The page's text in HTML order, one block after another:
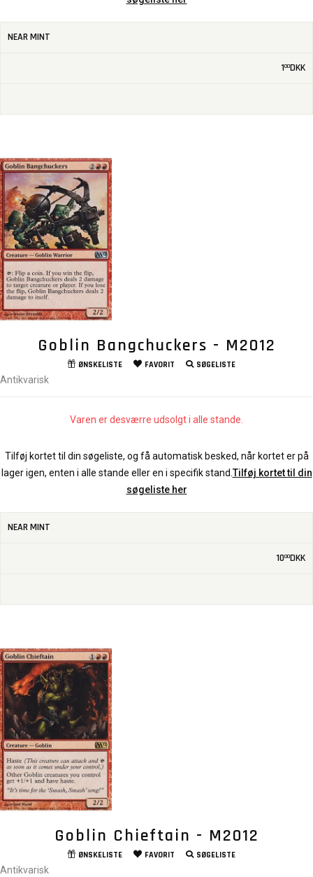
NEAR MINT
100DKK
Goblin Bangchuckers - M2012
ØNSKELISTE FAVORIT SØGELISTE
Antikvarisk
Varen er desværre udsolgt i alle stande.
Tilføj kortet til din søgeliste, og få automatisk besked, når kortet er på
lager igen, enten i alle stande eller en i specifik stand. Tilføj kortet til din
søgeliste her
NEAR MINT
1000DKK
Goblin Chieftain - M2012
ØNSKELISTE FAVORIT SØGELISTE
Antikvarisk